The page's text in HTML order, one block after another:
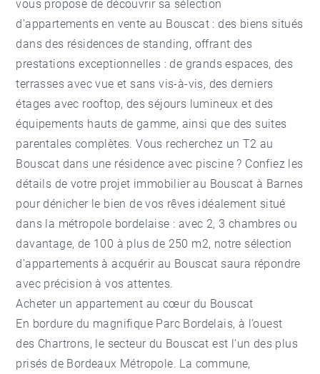
vous propose de découvrir sa sélection
d’appartements en vente au Bouscat : des biens situés
dans des résidences de standing, offrant des
prestations exceptionnelles : de grands espaces, des
terrasses avec vue et sans vis-à-vis, des derniers
étages avec rooftop, des séjours lumineux et des
équipements hauts de gamme, ainsi que des suites
parentales complètes. Vous recherchez un T2 au
Bouscat dans une résidence avec piscine ? Confiez les
détails de votre projet immobilier au Bouscat à Barnes
pour dénicher le bien de vos rêves idéalement situé
dans la métropole bordelaise : avec 2, 3 chambres ou
davantage, de 100 à plus de 250 m2, notre sélection
d’appartements à acquérir au Bouscat saura répondre
avec précision à vos attentes.
Acheter un appartement au cœur du Bouscat
En bordure du magnifique Parc Bordelais, à l’ouest
des Chartrons, le secteur du Bouscat est l’un des plus
prisés de Bordeaux Métropole. La commune,